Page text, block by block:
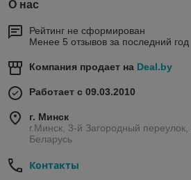
О нас
Рейтинг не сформирован
Менее 5 отзывов за последний год
Компания продает на Deal.by
Работает с 09.03.2010
г. Минск
г.Минск, 3-й Загородный
Беларусь
Контакты